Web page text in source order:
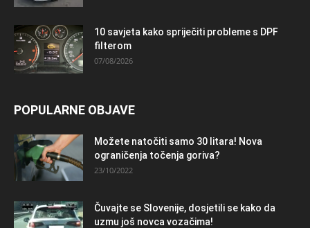
10 savjeta kako spriječiti probleme s DPF
filterom
07/08/2026
POPULARNE OBJAVE
Možete natočiti samo 30 litara! Nova
ograničenja točenja goriva?
23/10/2022
Čuvajte se Slovenije, dosjetili se kako da
uzmu još novca vozačima!